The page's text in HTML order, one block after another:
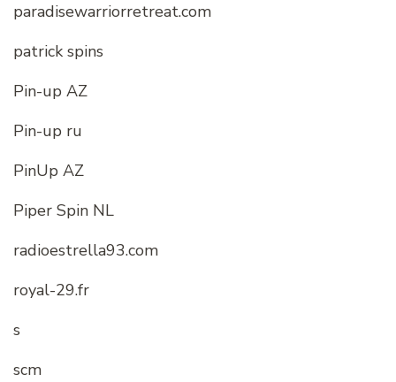
paradisewarriorretreat.com
patrick spins
Pin-up AZ
Pin-up ru
PinUp AZ
Piper Spin NL
radioestrella93.com
royal-29.fr
s
scm